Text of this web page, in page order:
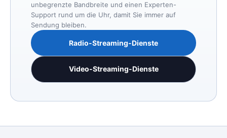
unbegrenzte Bandbreite und einen Experten-
Support rund um die Uhr, damit Sie immer auf
Sendung bleiben.
Radio-Streaming-Dienste
Video-Streaming-Dienste